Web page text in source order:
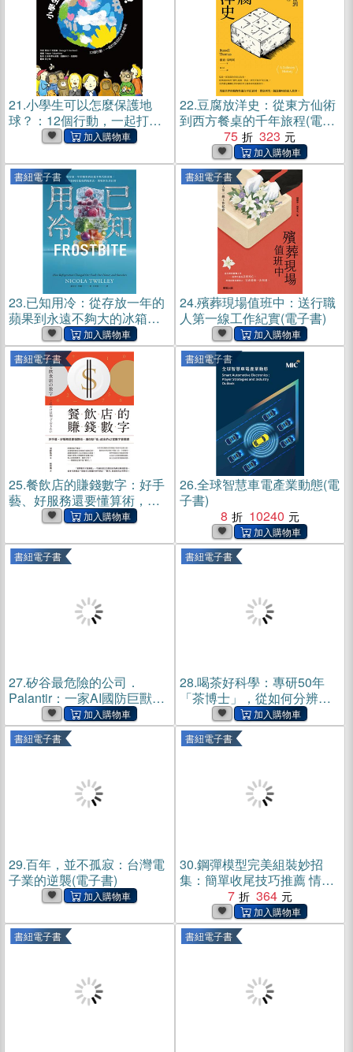
21.小學生可以怎麼保護地
球？：12個行動，一起打造
SDGs永續環境(電子書)
22.豆腐放洋史：從東方仙術
到西方餐桌的千年旅程(電子
75 323
書紐電子書
23.已知用冷：從存放一年的
蘋果到永遠不夠大的冰箱，
製冷如何打造我們的飲食、
環境與生活日常(電子書)
書紐電子書
24.殯葬現場值班中：送行職
人第一線工作紀實(電子書)
書紐電子書
25.餐飲店的賺錢數字：好手
藝、好服務還要懂算術，讓
你點「食」成金的42堂數字
書紐電子書
26.全球智慧車電產業動態(電
子書)
8
10240
書紐電子書
27.矽谷最危險的公司．
Palantir：一家AI國防巨獸，
改變世界權力分布與科技走
向(電子書)
書紐電子書
28.喝茶好科學：專研50年
「茶博士」，從如何分辨茶
葉到解構茶的色‧香‧味，提供
最正確的泡茶知識！(電子書)
書紐電子書
29.百年，並不孤寂：台灣電
子業的逆襲(電子書)
書紐電子書
30.鋼彈模型完美組裝妙招
集：簡單收尾技巧推薦 情景
模型篇(電子書)
7 364
書紐電子書 書紐電子書